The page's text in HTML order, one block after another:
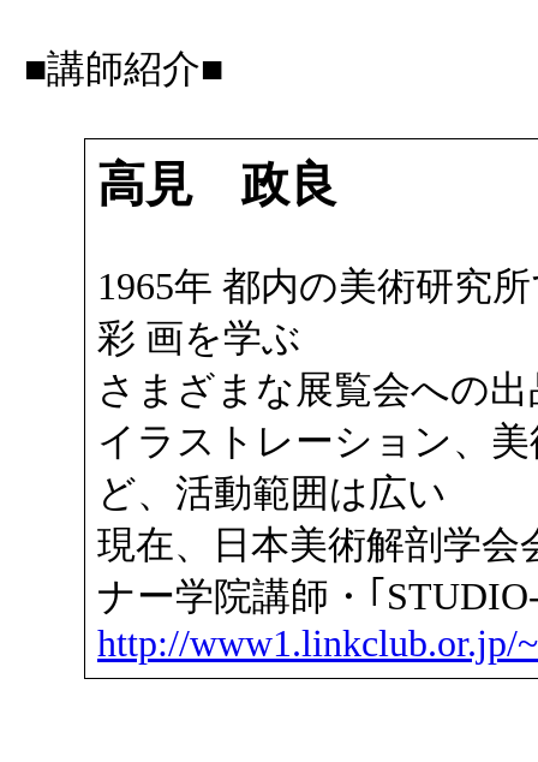
■講師紹介■
高見 政良
1965年 都内の美術研究
彩 画を学ぶ
さまざまな展覧会への
イラストレーション、
ど、活動範囲は広い
現在、日本美術解剖学会
ナー学院講師・｢
http://www1.linkclub.or.jp/